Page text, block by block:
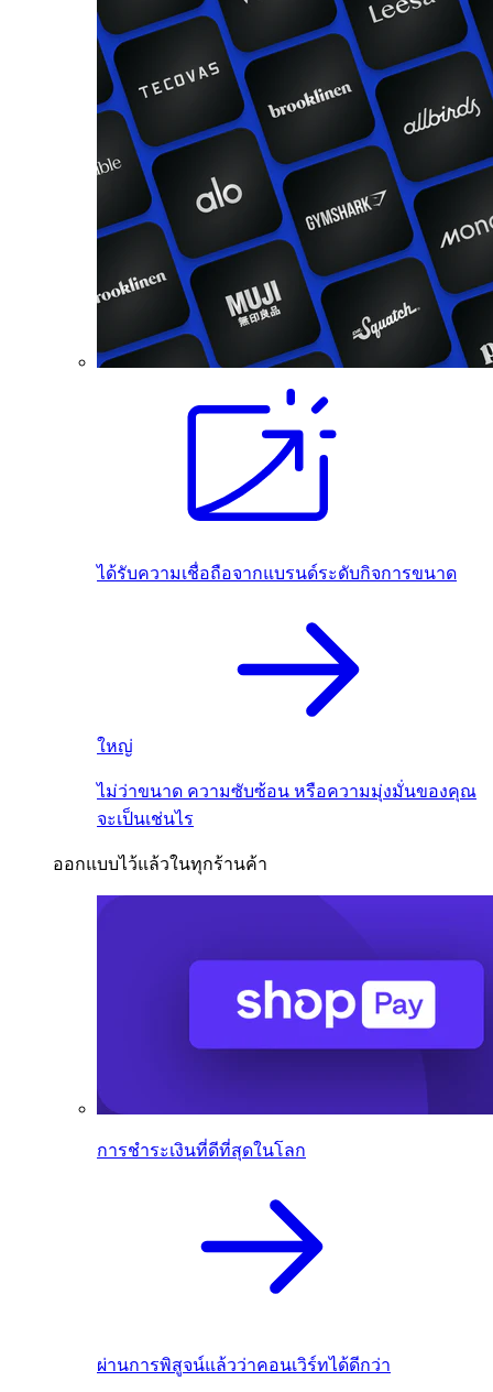
ได้รับความเชื่อถือจากแบรนด์ระดับกิจการขนาด
ใหญ่
ไม่ว่าขนาด ความซับซ้อน หรือความมุ่งมั่นของคุณ
จะเป็นเช่นไร
ออกแบบไว้แล้วในทุกร้านค้า
การชำระเงินที่ดีที่สุดในโลก
ผ่านการพิสูจน์แล้วว่าคอนเวิร์ทได้ดีกว่า